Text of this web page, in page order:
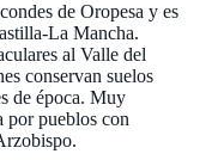
de Oropesa y es
La Mancha.
al Valle del
conservan suelos
de época. Muy
por pueblos con